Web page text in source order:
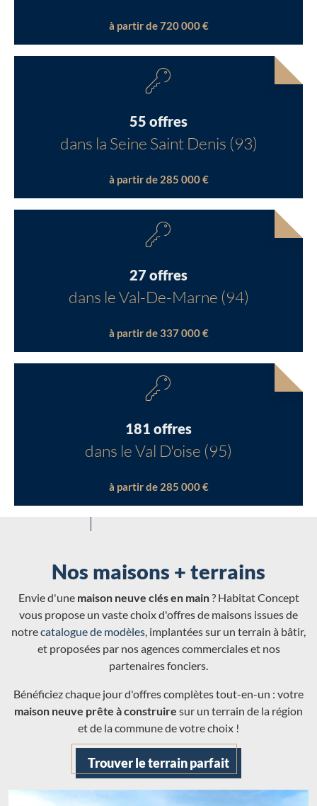
à partir de 720 000 €
55 offres
dans la Seine Saint Denis (93)
à partir de 285 000 €
27 offres
dans le Val-De-Marne (94)
à partir de 337 000 €
181 offres
dans le Val D'oise (95)
à partir de 285 000 €
Nos maisons + terrains
Envie d'une maison neuve clés en main? Habitat Concept
vous propose un vaste choix d'offres de maisons issues de
notrecatalogue de modèles, implantées sur un terrain à bâtir,
et proposées par nos agences commerciales et nos
partenaires fonciers.
Bénéficiez chaque jour d'offres complètes tout-en-un : votre
maison neuve prête à construire sur un terrain de la région
et de la commune de votre choix !
Trouver le terrain parfait